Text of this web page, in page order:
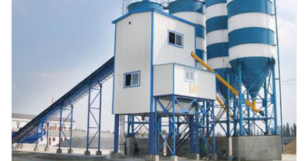
靠，气压是否稳定；检查水泵引水是否加足，管路是否畅通；